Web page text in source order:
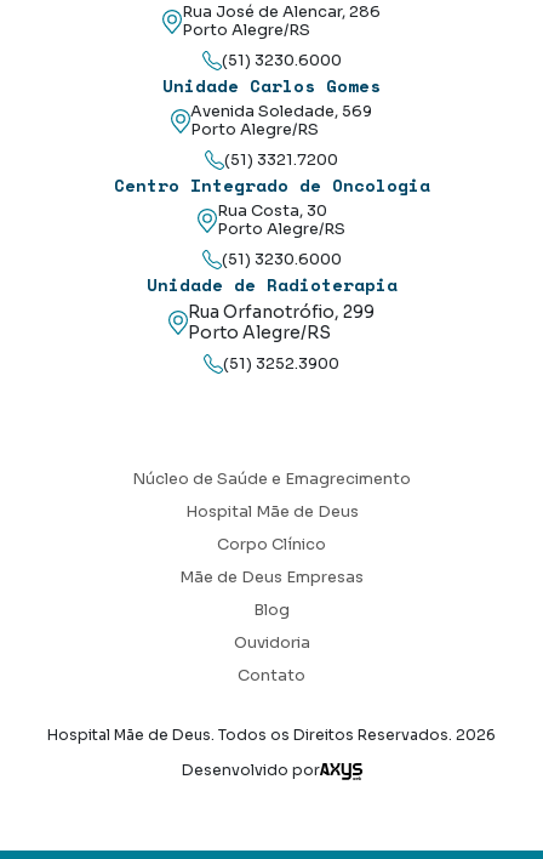
Rua José de Alencar, 286
Porto Alegre/RS
(51) 3230.6000
Unidade Carlos Gomes
Avenida Soledade, 569
Porto Alegre/RS
(51) 3321.7200
Centro Integrado de Oncologia
Rua Costa, 30
Porto Alegre/RS
(51) 3230.6000
Unidade de Radioterapia
Rua Orfanotrófio, 299
Porto Alegre/RS
(51) 3252.3900
Núcleo de Saúde e Emagrecimento
Hospital Mãe de Deus
Corpo Clínico
Mãe de Deus Empresas
Blog
Ouvidoria
Contato
Hospital Mãe de Deus. Todos os Direitos Reservados. 2026
Desenvolvido por
Axysweb